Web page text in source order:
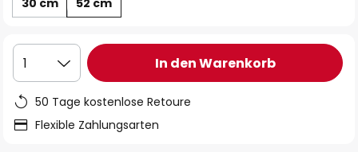
30 cm
52 cm
1 In den Warenkorb
50 Tage kostenlose Retoure
Flexible Zahlungsarten